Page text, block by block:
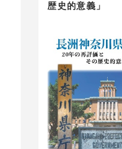
歴史的意義」